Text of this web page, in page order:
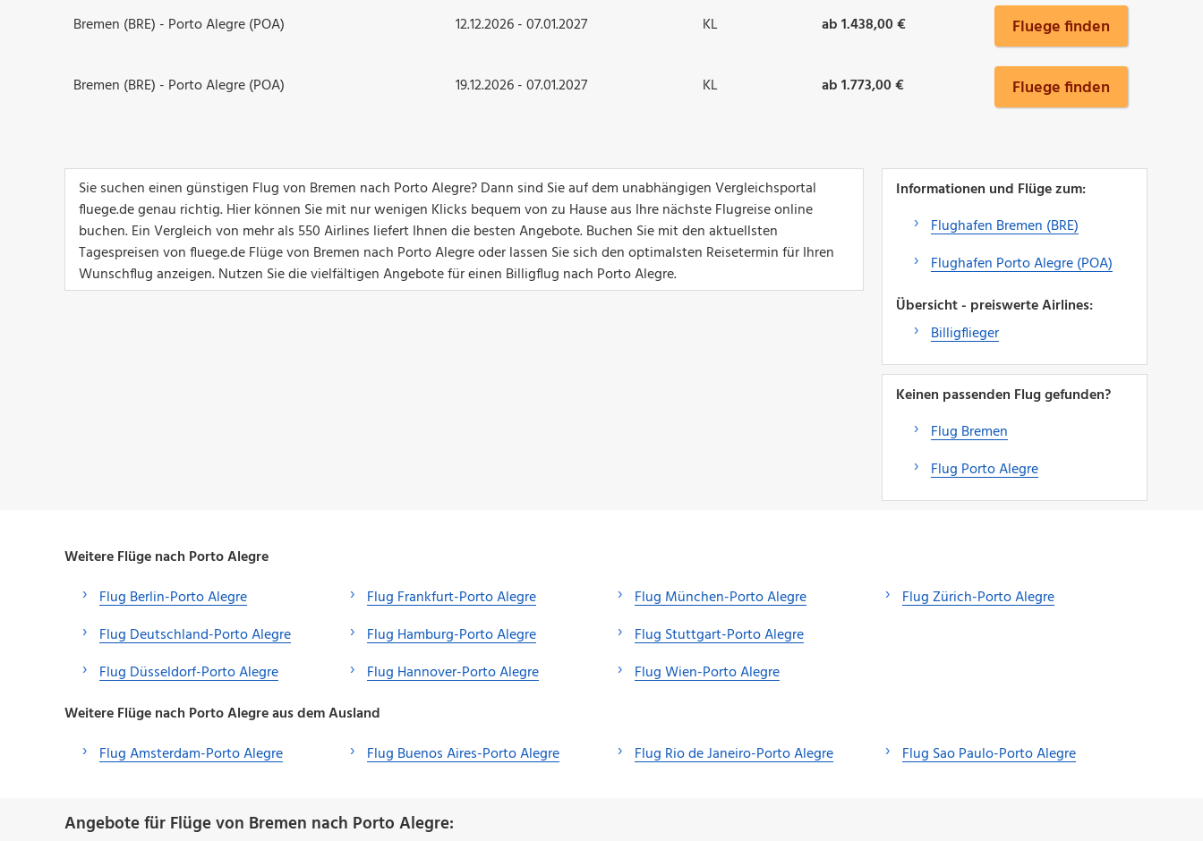
Bremen (BRE) - Porto Alegre (POA)
12.12.2026 - 07.01.2027 KL ab 1.438,00 € Fluege finden
Bremen (BRE) - Porto Alegre (POA) 19.12.2026 - 07.01.2027 KL ab 1.773,00 € Fluege finden
Sie suchen einen günstigen Flug von Bremen nach Porto Alegre? Dann sind Sie auf dem unabhängigen Vergleichsportal
fluege.de genau richtig. Hier können Sie mit nur wenigen Klicks bequem von zu Hause aus Ihre nächste Flugreise online
buchen. Ein Vergleich von mehr als 550 Airlines liefert Ihnen die besten Angebote. Buchen Sie mit den aktuellsten
Tagespreisen von fluege.de Flüge von Bremen nach Porto Alegre oder lassen Sie sich den optimalsten Reisetermin für Ihren
Wunschflug anzeigen. Nutzen Sie die vielfältigen Angebote für einen Billigflug nach Porto Alegre.
Informationen und Flüge zum:
Flughafen Bremen (BRE)
Flughafen Porto Alegre (POA)
Übersicht - preiswerte Airlines:
Billigflieger
Keinen passenden Flug gefunden?
Flug Bremen
Flug Porto Alegre
Weitere Flüge nach Porto Alegre
Flug Berlin-Porto Alegre
Flug Deutschland-Porto Alegre
Flug Düsseldorf-Porto Alegre
Flug Frankfurt-Porto Alegre
Flug Hamburg-Porto Alegre
Flug Hannover-Porto Alegre
Flug München-Porto Alegre
Flug Stuttgart-Porto Alegre
Flug Wien-Porto Alegre
Flug Zürich-Porto Alegre
Weitere Flüge nach Porto Alegre aus dem Ausland
Flug Amsterdam-Porto Alegre
Flug Buenos Aires-Porto Alegre Flug Rio de Janeiro-Porto Alegre Flug Sao Paulo-Porto Alegre
Angebote für Flüge von Bremen nach Porto Alegre: